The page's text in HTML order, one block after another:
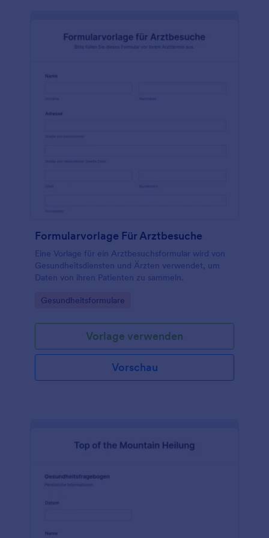
auszufüllen und nützlicher. Es sind keine
Programmierkenntnisse erforderlich.
Formularvorlage Für Arztbesuche
Eine Vorlage für ein Arztbesuchsformular wird von
Gesundheitsdiensten und Ärzten verwendet, um
Daten von ihren Patienten zu sammeln.
Go to Category:
Gesundheitsformulare
Vorlage verwenden
Vorschau